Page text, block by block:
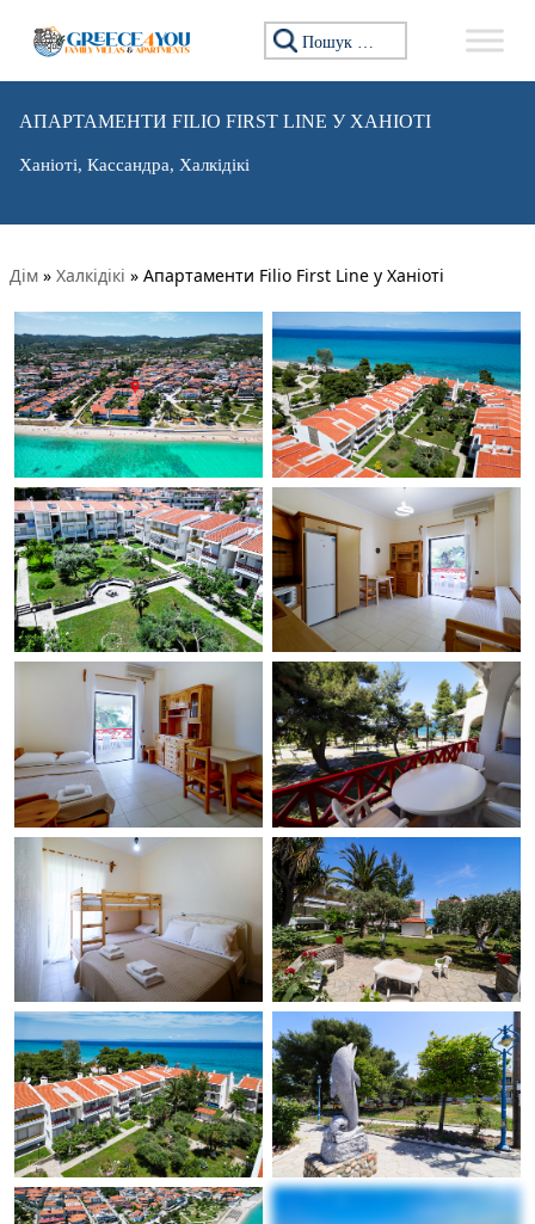
Пошук:
АПАРТАМЕНТИ FILIO FIRST LINE У ХАНІОТІ
Ханіоті, Кассандра, Халкідікі
Дім » Халкідікі » Апартаменти Filio First Line у Ханіоті